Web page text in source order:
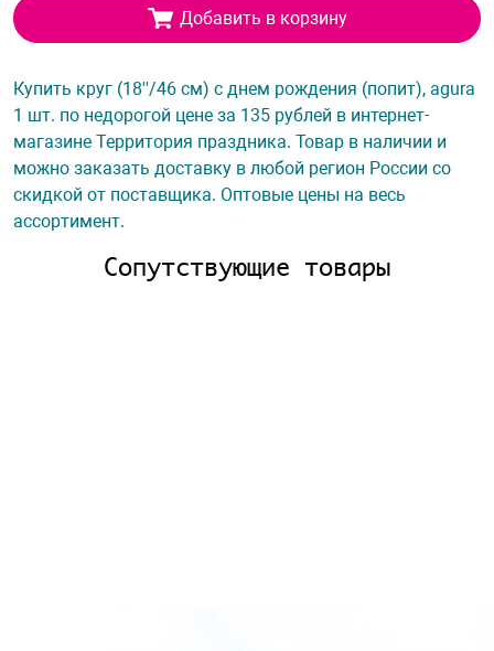
Добавить в корзину
Купить круг (18''/46 см) с днем рождения (попит), agura
1 шт. по недорогой цене за 135 рублей в интернет-
магазине Территория праздника. Товар в наличии и
можно заказать доставку в любой регион России со
скидкой от поставщика. Оптовые цены на весь
ассортимент.
Сопутствующие товары